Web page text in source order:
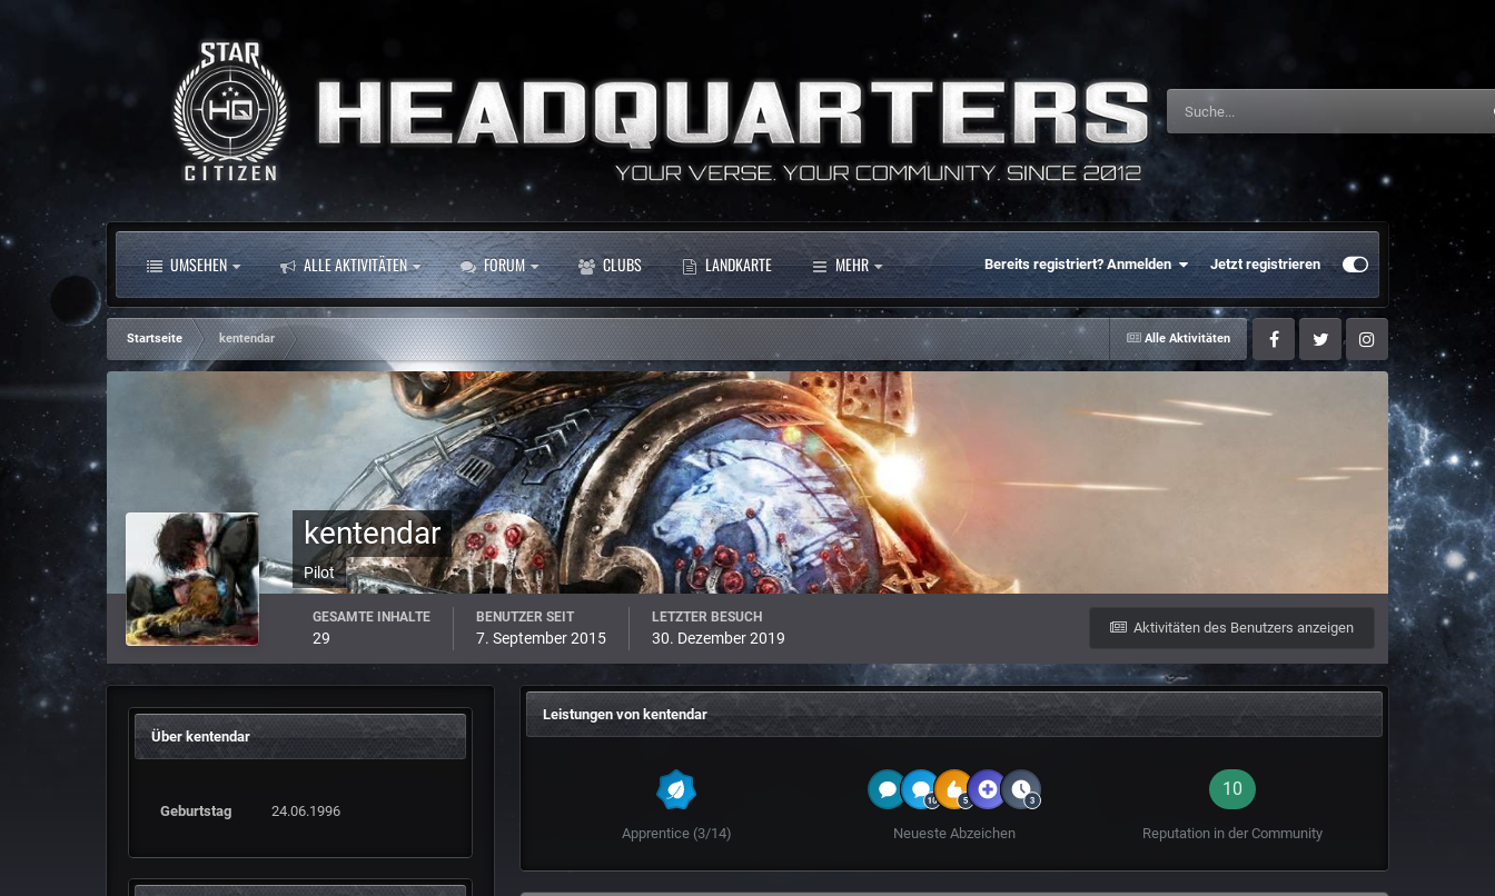
UMSEHEN ALLE AKTIVITÄTEN FORUM CLUBS LANDKARTE MEHR Bereits registriert? Anmelden Jetzt registrieren
Alle Aktivitäten
Startseite
kentendar
FacebookTwitter Instagram
kentendar
Pilot
Aktivitäten des Benutzers anzeigen
GESAMTE INHALTE
29
BENUTZER SEIT
7. September 2015
LETZTER BESUCH
30. Dezember 2019
Über kentendar
Geburtstag 24.06.1996
Leistungen von kentendar
Apprentice (3/14) Neueste Abzeichen
10
Reputation in der Community